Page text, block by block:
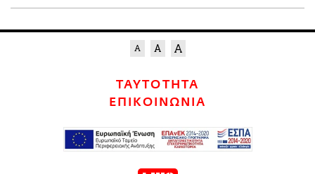
ΤΑΥΤΟΤΗΤΑ
ΕΠΙΚΟΙΝΩΝΙΑ